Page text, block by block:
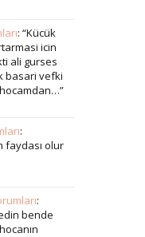
: “Kücük
icin
ali gurses
basari vefki
”
:
faydası olur
:
bende